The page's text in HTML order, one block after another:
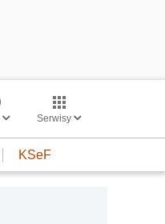
Serwisy
KSeF